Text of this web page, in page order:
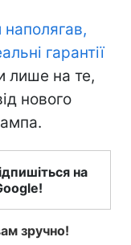
гарантії
лише на те,
нового
на
зручно!